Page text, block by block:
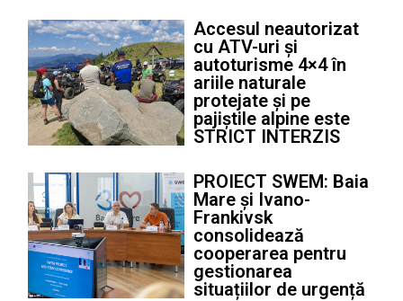
Accesul neautorizat
cu ATV-uri și
autoturisme 4×4 în
ariile naturale
protejate și pe
pajiștile alpine este
STRICT INTERZIS
PROIECT SWEM: Baia
Mare și Ivano-
Frankivsk
consolidează
cooperarea pentru
gestionarea
situațiilor de urgență